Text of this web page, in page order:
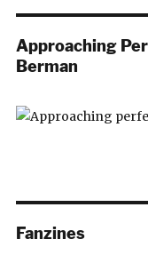
Approaching
Berman
Fanzines